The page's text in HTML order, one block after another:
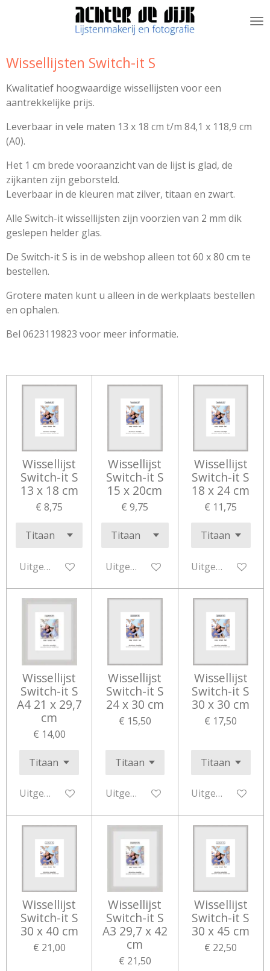
de
hoofdinhoud
Wissellijsten Switch-it S
Kwalitatief hoogwaardige wissellijsten voor een
aantrekkelijke prijs.
Leverbaar in vele maten 13 x 18 cm t/m 84,1 x 118,9 cm
(A0).
Het 1 cm brede vooraanzicht van de lijst is glad, de
zijkanten zijn geborsteld.
Leverbaar in de kleuren mat zilver, titaan en zwart.
Alle Switch-it wissellijsten zijn voorzien van 2 mm dik
geslepen helder glas.
De Switch-it S is in de webshop alleen tot 60 x 80 cm te
bestellen.
Grotere maten kunt u alleen in de werkplaats bestellen
en ophalen.
Bel 0623119823 voor meer informatie.
Wissellijst
Switch-it S
13 x 18 cm
€ 8,75
Uitgeschakeld
Wissellijst
Switch-it S
15 x 20cm
€ 9,75
Uitgeschakeld
Wissellijst
Switch-it S
18 x 24 cm
€ 11,75
Uitgeschakeld
Wissellijst
Switch-it S
A4 21 x 29,7
cm
€ 14,00
Uitgeschakeld
Wissellijst
Switch-it S
24 x 30 cm
€ 15,50
Uitgeschakeld
Wissellijst
Switch-it S
30 x 30 cm
€ 17,50
Uitgeschakeld
Wissellijst
Switch-it S
30 x 40 cm
€ 21,00
Wissellijst
Switch-it S
A3 29,7 x 42
cm
€ 21,50
Wissellijst
Switch-it S
30 x 45 cm
€ 22,50